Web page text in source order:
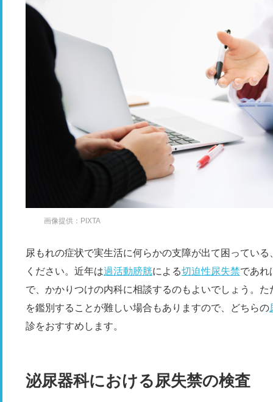
画像提供：PIXTA
尿もれの症状で実生活に何らかの支障が出て困ってい
ください。近年は過活動膀胱による切迫性尿失禁であれ
で、かかりつけの内科に相談するのもよいでしょう。
を鑑別することが難しい場合もありますので、どちらの
診をおすすめします。
泌尿器科における尿失禁の検査